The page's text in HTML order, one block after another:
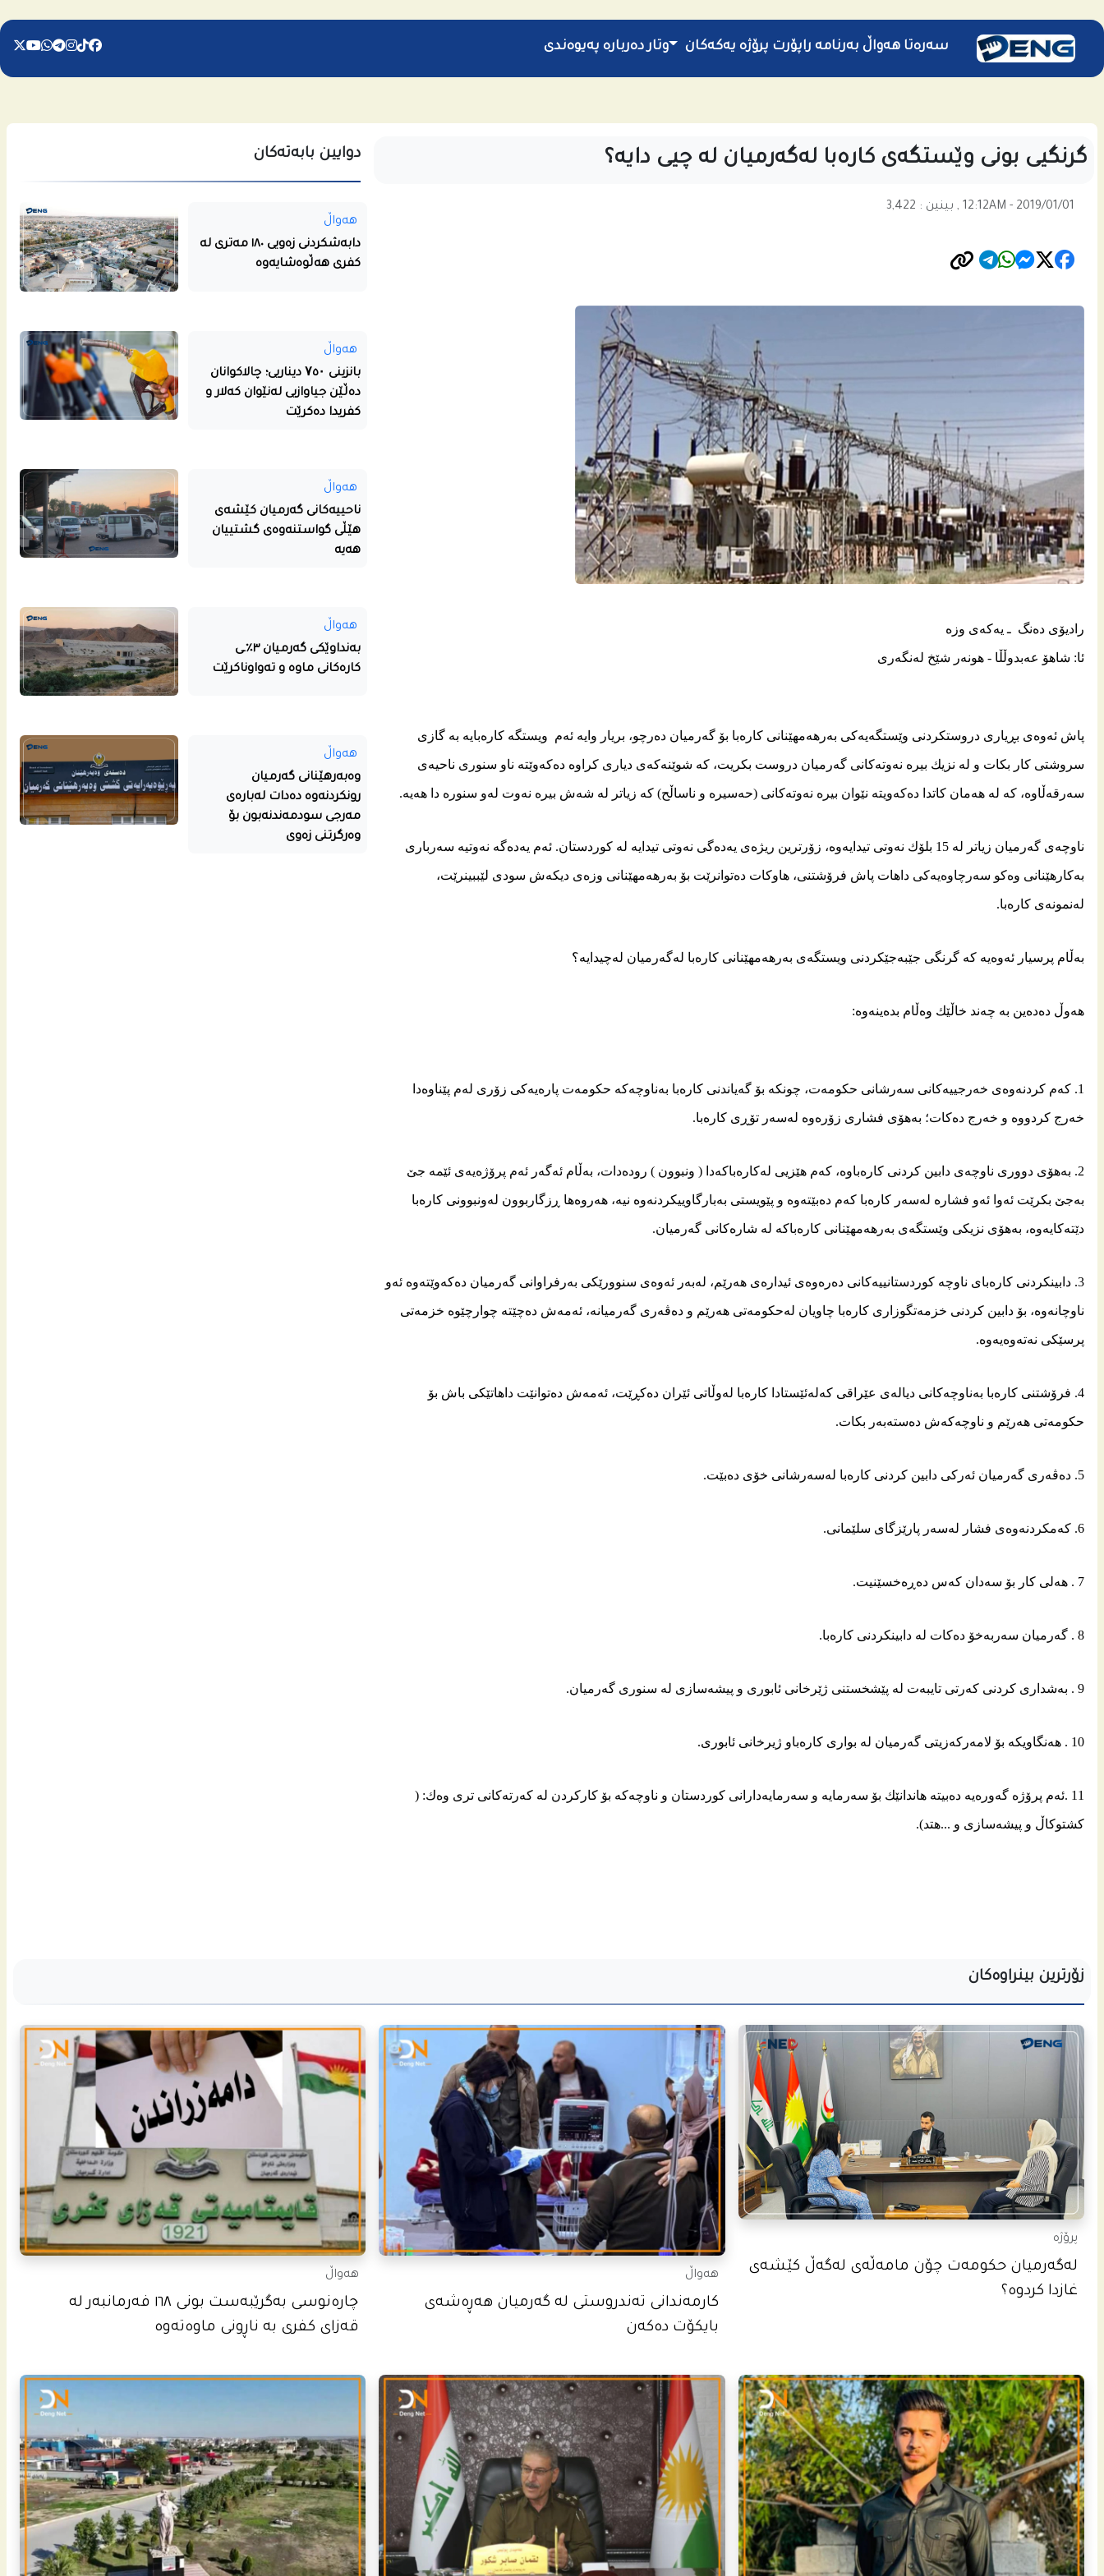
سەرەتا هەواڵ بەرنامە راپۆرت پرۆژە یەکەکان وتار دەربارە پەیوەندی
گرنگیی بونى وێستگه‌ى كاره‌با له‌گه‌رمیان له‌ چیی دایه‌؟
12:12AM - 2019/01/01 , بینین : 3,422
رادیۆی ده‌نگ ـ یه‌كه‌ی وزه‌
ئا: شاهۆ عه‌بدوڵڵا - هونه‌ر شێخ له‌نگه‌ری
پاش ئه‌وه‌ى بڕیاری دروستكردنى وێستگه‌یه‌كى به‌رهه‌مهێنانى كاره‌با بۆ گه‌رمیان ده‌رچو، بریار وایه‌ ئه‌م ویستگه‌ كاره‌بایه‌ به‌ گازی
سروشتی كار بكات و له‌ نزیك بیره‌ نه‌وته‌كانی گه‌رمیان دروست بكریت، كه‌ شوێنه‌كه‌ی دیاری كراوه‌ ده‌كه‌وێته‌ ناو سنوری ناحیه‌ی
سه‌رقه‌ڵاوه‌، كه‌ له‌ هه‌مان كاتدا ده‌كه‌ویته‌ نێوان بیره‌ نه‌وته‌كانی (حه‌سیره‌ و ناساڵح) كه‌ زیاتر له‌ شه‌ش بیره‌ نه‌وت له‌و سنوره‌ دا هه‌یه‌.
ناوچه‌ی گه‌رمیان زیاتر له‌ 15 بلۆك نه‌وتی تیدایه‌وه‌، زۆرترین ریژه‌ی یه‌ده‌گی نه‌وتی تیدایه‌ له‌ كوردستان. ئه‌م یه‌ده‌گه‌ نه‌وتیه‌ سه‌رباری
به‌كارهێنانى وه‌كو سه‌رچاوه‌یه‌كى داهات پاش فرۆشتنى، هاوكات ده‌توانرێت بۆ به‌رهه‌مهێنانى وزه‌ى دیكه‌ش سودی لێببینرێت،
له‌نمونه‌ى كاره‌با.
به‌ڵام پرسیار ئه‌وه‌یه‌ كه‌ گرنگی جێبەجێكردنی ویستگەی بەرهەمهێنانی كارەبا لەگەرمیان له‌چیدایه‌؟
هه‌وڵ ده‌ده‌ین به‌ چه‌ند خاڵێك وه‌ڵام بده‌ینه‌وه‌:
1. كەم كردنەوەی خەرجییەكانی سەرشانی حكومەت، چونكە بۆ گەیاندنی كارەبا بەناوچەكە حكومەت پارەیەكی زۆری لەم پێناوەدا
خەرج كردووە و خەرج دەكات؛ بەهۆی فشاری زۆرەوە لەسەر تۆڕی كارەبا.
2. بەهۆی دووری ناوچەی دابین كردنی كارەباوە، كەم هێزیی لەكارەباكەدا ( ونبوون ) رودەدات، بەڵام ئەگەر ئەم پرۆژه‌یەی ئێمە جێ
بەجێ‌ بكرێت ئەوا ئەو فشارە لەسەر كارەبا كەم دەبێتەوە و پێویستی بەبارگاوییكردنەوە نیە، هەروەها ڕزگاربوون لەونبوونی كارەبا
دێتەكایەوە، بەهۆی نزیكی وێستگەی بەرهەمهێنانی كارەباكه‌ له‌ شارەكانی گەرمیان.
3. دابینكردنی كارەبای ناوچە كوردستانییەكانی دەرەوەی ئیدارەی هەرێم، لەبەر ئەوەی سنوورێكی بەرفراوانی گەرمیان دەكەوێتەوە ئەو
ناوچانەوە، بۆ دابین كردنی خزمەتگوزاری كارەبا چاویان لەحكومەتی هەرێم و دەڤەری گەرمیانە، ئەمەش دەچێتە چوارچێوە خزمەتی
پرسێكی نەتەوەیەوە.
4. فرۆشتنی كارەبا بەناوچەكانی دیالەی عێراقی كەلەئێستادا كارەبا لەوڵاتی ئێران دەكڕێت، ئەمەش دەتوانێت داهاتێكی باش بۆ
حكومەتی هەرێم و ناوچەكەش دەستەبەر بكات.
5. دەڤەری گەرمیان ئەركی دابین كردنی كارەبا لەسەرشانی خۆی دەبێت.
6. كەمكردنەوەی فشار لەسەر پارێزگای سلێمانی.
7 . هه‌لی كار بۆ سه‌دان كه‌س ده‌ڕه‌خسێنیت.
8 . گه‌رمیان سه‌ربه‌خۆ ده‌كات له‌ دابینكردنی كاره‌با.
9 . به‌شداری كردنی كه‌رتی تایبه‌ت له‌ پێشخستنی ژێرخانی ئابوری و پیشه‌سازی له‌ سنوری گه‌رمیان.
10 . هه‌نگاویكه‌ بۆ لامه‌ركه‌زیتی گه‌رمیان له‌ بواری كاره‌باو ژیرخانی ئابوری.
11 .ئه‌م پرۆژه‌ گه‌وره‌یه‌ ده‌بیته‌ هاندانێك بۆ سه‌رمایه‌ و سه‌رمایه‌دارانی كوردستان و ناوچه‌كه‌ بۆ كاركردن له‌ كه‌رته‌كانی ترى وه‌ك: (
كشتوكاڵ و پیشه‌سازی و ...هتد).
دوایین بابەتەکان
هەواڵ
دابەشکردنی زەویی ١٨٠ مەتری لە
کفری هەڵوەشایەوە
هەواڵ
بانزینی ۷٥۰ دیناریی؛ چالاکوانان
دەڵێن جیاوازیی لەنێوان کەلار و
کفریدا دەکرێت
هەواڵ
ناحییه‌كانى گه‌رمیان كێشه‌ى
هێڵى گواستنه‌وه‌ى گشتییان
هه‌یه‌
هەواڵ
بەنداوێکی گەرمیان ٣٪ـی
کارەکانی ماوە و تەواوناکرێت
هەواڵ
وەبەرهێنانی گەرمیان
رونکردنەوە دەدات لەبارەی
مەرجی سودمەندنەبون بۆ
وەرگرتنی زەوی
زۆرترین بینراوەکان
پرۆژە
له‌گه‌رمیان حكومه‌ت چۆن مامه‌ڵه‌ى له‌گه‌ڵ كێشه‌ى
غازدا كردوه‌؟
هەواڵ
کارمەندانی تەندروستی لە گەرمیان هەڕەشەی
بایکۆت دەکەن
هەواڵ
چاره‌نوسى به‌گرێبه‌ست بونى ١٦٨ فه‌رمانبه‌ر له‌
قه‌زاى كفرى به‌ ناڕونى ماوه‌ته‌وه‌